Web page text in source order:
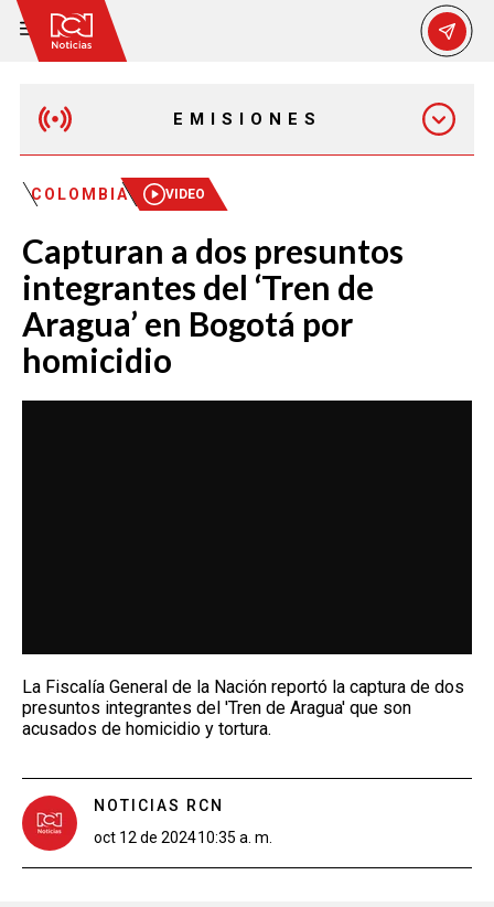
EMISIONES
EMISIÓN 12:30 PM
EMISIÓN 7:00 PM
COLOMBIA VIDEO
Capturan a dos presuntos
integrantes del ‘Tren de
Aragua’ en Bogotá por
homicidio
La Fiscalía General de la Nación reportó la captura de dos
presuntos integrantes del 'Tren de Aragua' que son
acusados de homicidio y tortura.
NOTICIAS RCN
oct 12 de 202410:35 a. m.